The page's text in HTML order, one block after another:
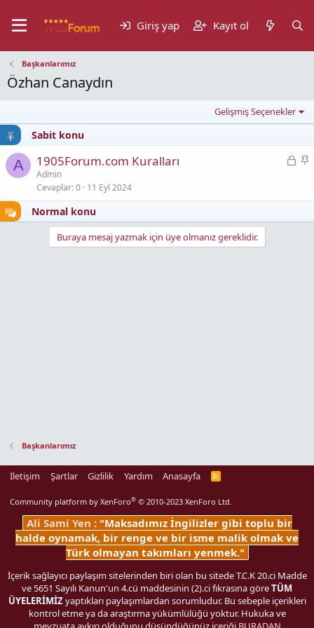
Giriş yap Kayıt ol
Başkanlarımız
Özhan Canaydın
Gelişmiş Seçenekler
Sabit konu
A
K
t
S
t
1905Forum.com Kuralları
Admin
Cevaplar 0 11 Eyl 2024
Normal konu
Buraya mesaj yazmak için üye olmanız gereklidir.
Başkanlarımız
İletişim Şartlar Gizlilik Yardım Anasayfa
R
Community platform by XenForo® © 2010-2023 XenForo Ltd.
Ali Sami Yen : "Maksadımız İngilizler gibi toplu bir
halde oynamak, bir renge ve bir isme malik olmak ve
Türk olmayan takımları yenmek."
İçerik sağlayıcı paylaşım sitelerinden biri olan bu sitede T.C.K 20.ci Madde
ve 5651 Sayılı Kanun'un 4.cü maddesinin (2).ci fıkrasına göreTÜM
ÜYELERİMİZyaptıkları paylaşımlardan sorumludur. Bu sebeple içerikleri
kontrol etme ya da araştırma yükümlülüğü yoktur. Hukuka ve